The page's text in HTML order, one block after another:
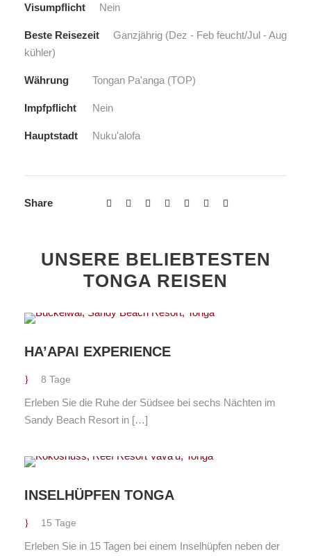
Visumpflicht Nein
Beste Reisezeit
Ganzjährig (Dez - Feb feucht/Jul - Aug
kühler)
Währung Tongan Pa'anga (TOP)
Impfpflicht Nein
Hauptstadt Nuku'alofa
Share
UNSERE BELIEBTESTEN
TONGA REISEN
HA’APAI EXPERIENCE
8 Tage
Erleben Sie die Ruhe der Südsee bei sechs Nächten im
Sandy Beach Resort in […]
INSELHÜPFEN TONGA
15 Tage
Erleben Sie in 15 Tagen bei einem Inselhüpfen neben der